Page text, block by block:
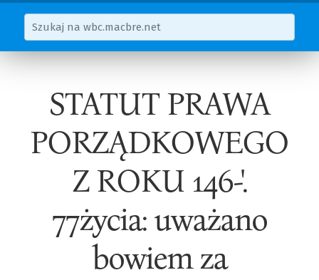
STATUT PRAWA
PORZĄDKOWEGO
Z ROKU 146-'.
77życia: uważano
bowiem za